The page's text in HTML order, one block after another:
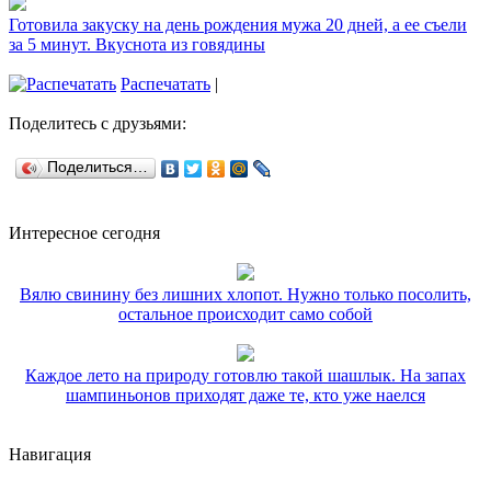
Готовила закуску на день рождения мужа 20 дней, а ее съели
за 5 минут. Вкуснота из говядины
Распечатать |
Поделитесь с друзьями:
Поделиться…
Интересное сегодня
Вялю свинину без лишних хлопот. Нужно только посолить,
остальное происходит само собой
Каждое лето на природу готовлю такой шашлык. На запах
шампиньонов приходят даже те, кто уже наелся
Навигация